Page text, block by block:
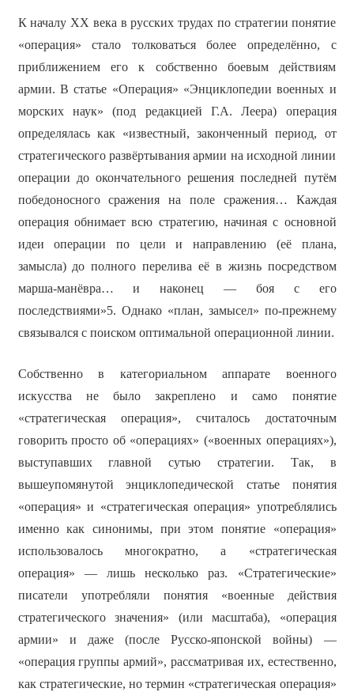
К началу ХХ века в русских трудах по стратегии понятие
«операция» стало толковаться более определённо, с
приближением его к собственно боевым действиям
армии. В статье «Операция» «Энциклопедии военных и
морских наук» (под редакцией Г.А. Леера) операция
определялась как «известный, законченный период, от
стратегического развёртывания армии на исходной линии
операции до окончательного решения последней путём
победоносного сражения на поле сражения… Каждая
операция обнимает всю стратегию, начиная с основной
идеи операции по цели и направлению (её плана,
замысла) до полного перелива её в жизнь посредством
марша-манёвра… и наконец — боя с его
последствиями»5. Однако «план, замысел» по-прежнему
связывался с поиском оптимальной операционной линии.
Собственно в категориальном аппарате военного
искусства не было закреплено и само понятие
«стратегическая операция», считалось достаточным
говорить просто об «операциях» («военных операциях»),
выступавших главной сутью стратегии. Так, в
вышеупомянутой энциклопедической статье понятия
«операция» и «стратегическая операция» употреблялись
именно как синонимы, при этом понятие «операция»
использовалось многократно, а «стратегическая
операция» — лишь несколько раз. «Стратегические»
писатели употребляли понятия «военные действия
стратегического значения» (или масштаба), «операция
армии» и даже (после Русско-японской войны) —
«операция группы армий», рассматривая их, естественно,
как стратегические, но термин «стратегическая операция»